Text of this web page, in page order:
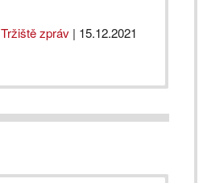
Tržiště zpráv | 15.12.2021